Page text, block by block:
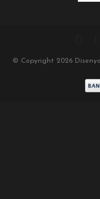
© Copyright 2026